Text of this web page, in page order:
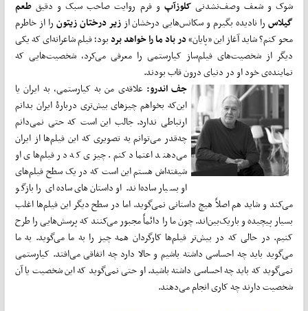
شوک و شعف وصف‌نشدنی کلوزآپو فرم روایت صاحب سبک و دقیق طعم
گیلاسرا نادیده بگیرم و سکانس‌هایی درخشان اززیر درختان زیتونرا از خاطرم
محو کنم؟ شاید آغاز این «پایان»در باد ما را خواهد بردبود؛ فیلم شاعرانه‌ای که یکی
دیگر از شخصیت‌های فیلم‌ساز کیارستمی را معرفی می‌کرد، شخصیت‌هایی که
نماینده‌ی خود او در دنیای درون قاب بودند.
جف اندرو:علاقه‌ی من به کیارستمی، به ایران یا
این‌که بخواهم چیزهای بیش‌تری دربارۀ ایران بدانم
ارتباطی ندارد. جالب این است که حتی نمی‌دانم
چه‌قدر می‌توانم به تصویری که این فیلم‌ها از ایران
می‌دهند اعتماد کنم. چیزی که در فیلم‌های او
شیفته‌اش هستم این است که در یک سطح فیلم‌های
او بسیار ساده‌اند. او داستان‌های ساده‌ای را بازگو
می‌کند و شاید هم اصلاً هیچ داستانی نمی‌گوید. اما در سطح دیگر این فیلم‌ها اغلب
بسیار پیچیده و باریک‌بین‌اند. چون ما را دائماً مجبور می‌کنند که پرسش‌هایی را طرح
کنیم. در حالی که در بیش‌تر فیلم‌ها کارگردان همه چیز را به ما می‌گوید. به ما
می‌گوید باید چه احساسی داشته باشیم و حالا دارد چه اتفاقی می‌افتد. کیارستمی
نمی‌گوید که باید چه احساسی داشته باشید. او حتی نمی‌گوید که این شخصیت یا آن
شخصیت دارند چه کاری انجام می‌دهند.